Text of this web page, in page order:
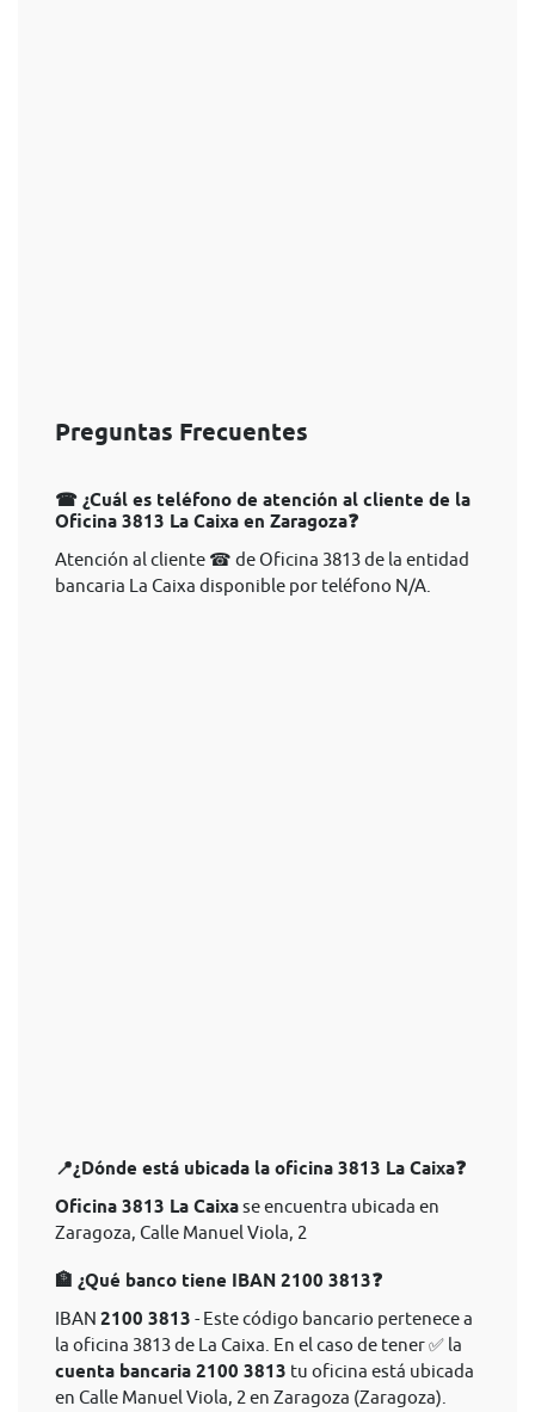
Preguntas Frecuentes
☎ ¿Cuál es teléfono de atención al cliente de la
Oficina 3813 La Caixa en Zaragoza❓
Atención al cliente ☎ de Oficina 3813 de la entidad
bancaria La Caixa disponible por teléfono N/A.
📍¿Dónde está ubicada la oficina 3813 La Caixa❓
Oficina 3813 La Caixase encuentra ubicada en
Zaragoza, Calle Manuel Viola, 2
🏦 ¿Qué banco tiene IBAN 2100 3813❓
IBAN 2100 3813 - Este código bancario pertenece a
la oficina 3813 de La Caixa. En el caso de tener ✅ la
cuenta bancaria 2100 3813 tu oficina está ubicada
en Calle Manuel Viola, 2 en Zaragoza (Zaragoza).